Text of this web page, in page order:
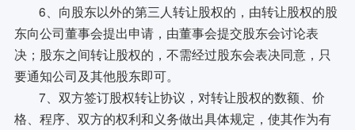
6、向股东以外的第三人转让股权的，由转让股权的股
东向公司董事会提出申请，由董事会提交股东会讨论表
决；股东之间转让股权的，不需经过股东会表决同意，只
要通知公司及其他股东即可。
7、双方签订股权转让协议，对转让股权的数额、价
格、程序、双方的权利和义务做出具体规定，使其作为有